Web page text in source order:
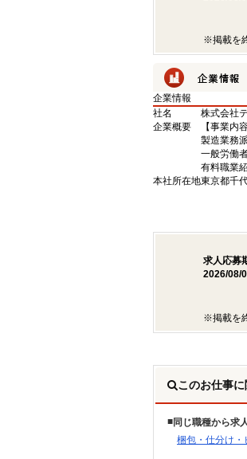
※掲載を
企業情報
社名
株式会社
企業概要
【事業内容
製造業務
一般労働
有料職業
本社所在地東京都千
求人応募
2026/08/
※掲載を
このお仕事
同じ職種から求
梱包・仕分け・